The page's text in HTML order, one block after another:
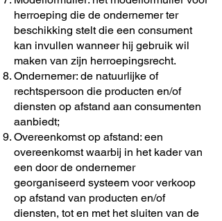
herroeping die de ondernemer ter
beschikking stelt die een consument
kan invullen wanneer hij gebruik wil
maken van zijn herroepingsrecht.
Ondernemer: de natuurlijke of
rechtspersoon die producten en/of
diensten op afstand aan consumenten
aanbiedt;
Overeenkomst op afstand: een
overeenkomst waarbij in het kader van
een door de ondernemer
georganiseerd systeem voor verkoop
op afstand van producten en/of
diensten, tot en met het sluiten van de